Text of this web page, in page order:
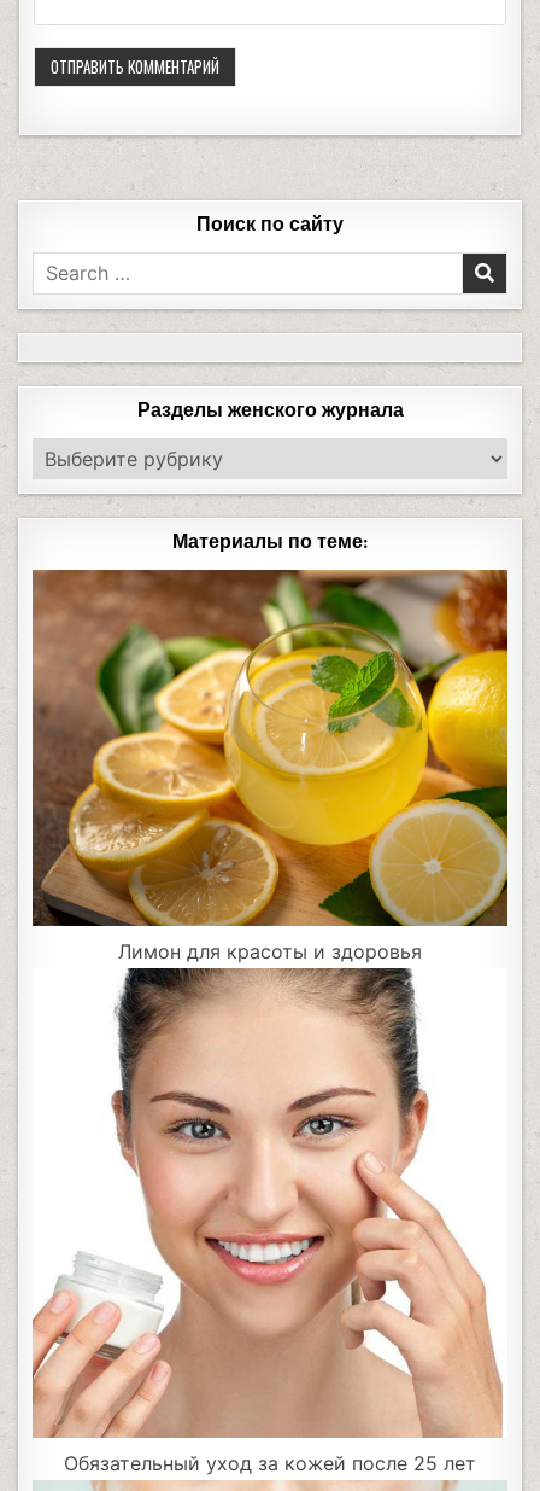
Поиск по сайту
Разделы женского журнала
Материалы по теме:
Лимон для красоты и здоровья
Обязательный уход за кожей после 25 лет